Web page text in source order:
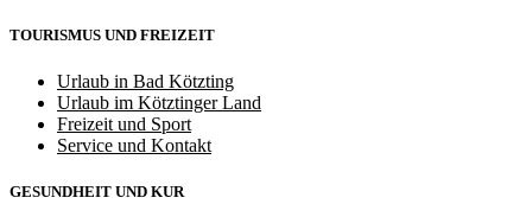
TOURISMUS UND FREIZEIT
Urlaub in Bad Kötzting
Urlaub im Kötztinger Land
Freizeit und Sport
Service und Kontakt
GESUNDHEIT UND KUR